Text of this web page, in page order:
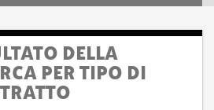
DELLA
PER TIPO DI